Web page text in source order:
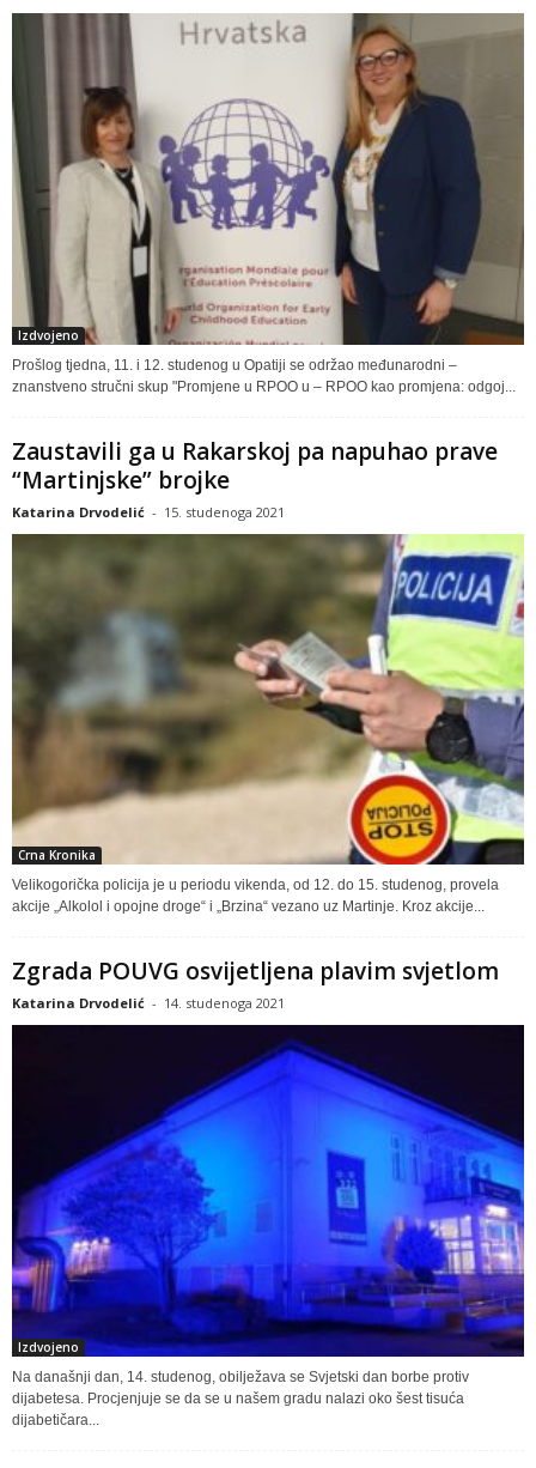
Izdvojeno
Prošlog tjedna, 11. i 12. studenog u Opatiji se održao međunarodni –
znanstveno stručni skup "Promjene u RPOO u – RPOO kao promjena: odgoj...
Zaustavili ga u Rakarskoj pa napuhao prave
“Martinjske” brojke
Katarina Drvodelić - 15. studenoga 2021
Crna Kronika
Velikogorička policija je u periodu vikenda, od 12. do 15. studenog, provela
akcije „Alkolol i opojne droge“ i „Brzina“ vezano uz Martinje. Kroz akcije...
Zgrada POUVG osvijetljena plavim svjetlom
Katarina Drvodelić - 14. studenoga 2021
Izdvojeno
Na današnji dan, 14. studenog, obilježava se Svjetski dan borbe protiv
dijabetesa. Procjenjuje se da se u našem gradu nalazi oko šest tisuća
dijabetičara...